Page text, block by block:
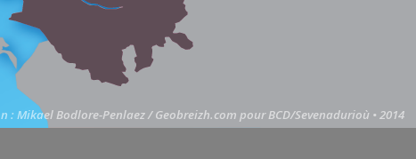
: Mikael Bodlore-Penlaez/Geobreizh.com pourBCD/Sevenadurioù • 2014